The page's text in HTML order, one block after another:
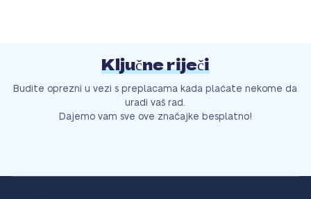
Ključne riječi
Budite oprezni u vezi s preplacama kada plaćate nekome da
uradi vaš rad.
Dajemo vam sve ove značajke besplatno!